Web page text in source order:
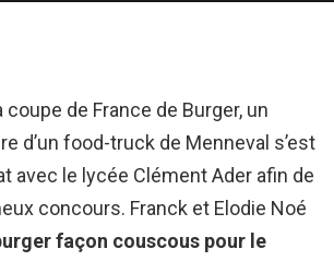
coupe de France de Burger, un
d’un food-truck de Menneval s’est
avec le lycée Clément Ader afin de
concours. Franck et Elodie Noé
façon couscous pour le